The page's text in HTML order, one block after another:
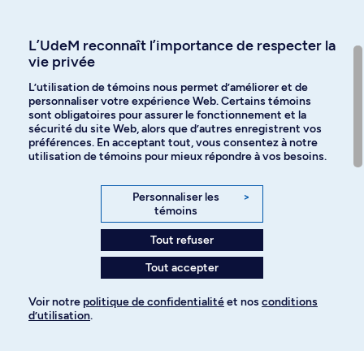
Langues
Facebook Instagram
YouTube
Politique de confidentialité
L’UdeM reconnaît l’importance de respecter la
vie privée
L’utilisation de témoins nous permet d’améliorer et de
personnaliser votre expérience Web. Certains témoins
sont obligatoires pour assurer le fonctionnement et la
sécurité du site Web, alors que d’autres enregistrent vos
préférences. En acceptant tout, vous consentez à notre
utilisation de témoins pour mieux répondre à vos besoins.
Personnaliser les
témoins
>
Tout refuser
Tout accepter
Voir notre politique de confidentialitéet nos conditions
d’utilisation.